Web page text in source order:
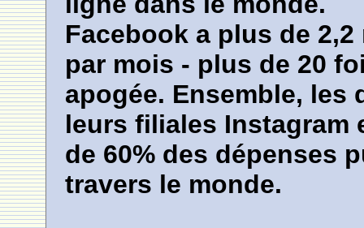
Facebook a plus de
par mois - plus de 20
apogée. Ensemble, les
leurs filiales Instagram
de 60% des dépenses
travers le monde.